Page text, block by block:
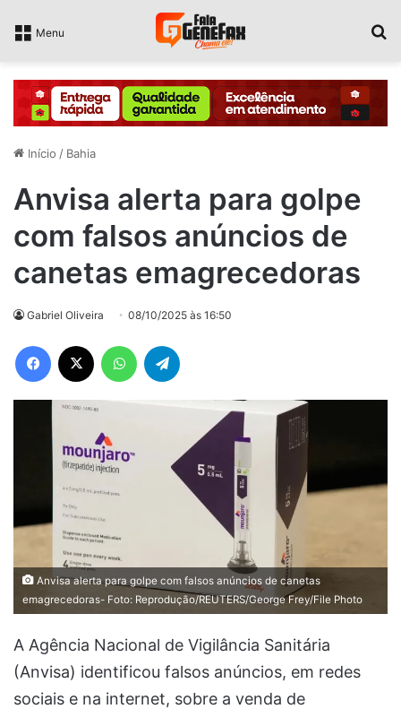
Menu
Início / Bahia
Anvisa alerta para golpe
com falsos anúncios de
canetas emagrecedoras
Gabriel Oliveira 08/10/2025 às 16:50
Facebook WhatsApp
Anvisa alerta para golpe com falsos anúncios de canetas
emagrecedoras- Foto: Reprodução/REUTERS/George Frey/File Photo
A Agência Nacional de Vigilância Sanitária
(Anvisa) identificou falsos anúncios, em redes
sociais e na internet, sobre a venda de